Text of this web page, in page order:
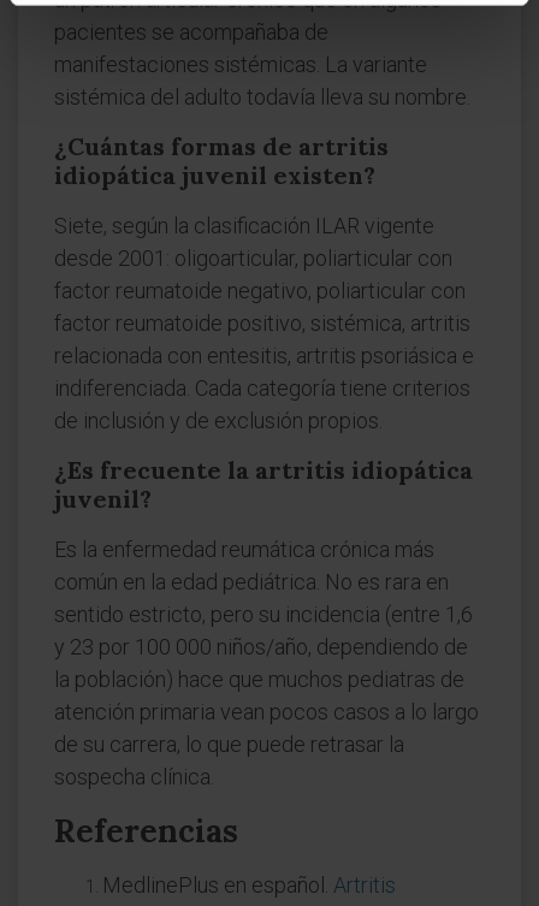
pacientes se acompañaba de
manifestaciones sistémicas. La variante
sistémica del adulto todavía lleva su nombre.
¿Cuántas formas de artritis
idiopática juvenil existen?
Siete, según la clasificación ILAR vigente
desde 2001: oligoarticular, poliarticular con
factor reumatoide negativo, poliarticular con
factor reumatoide positivo, sistémica, artritis
relacionada con entesitis, artritis psoriásica e
indiferenciada. Cada categoría tiene criterios
de inclusión y de exclusión propios.
¿Es frecuente la artritis idiopática
juvenil?
Es la enfermedad reumática crónica más
común en la edad pediátrica. No es rara en
sentido estricto, pero su incidencia (entre 1,6
y 23 por 100 000 niños/año, dependiendo de
la población) hace que muchos pediatras de
atención primaria vean pocos casos a lo largo
de su carrera, lo que puede retrasar la
sospecha clínica.
Referencias
MedlinePlus en español. Artritis